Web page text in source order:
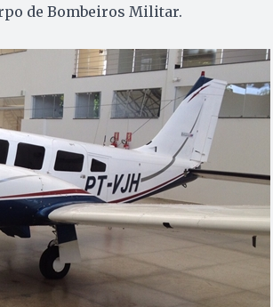
de Bombeiros Militar.